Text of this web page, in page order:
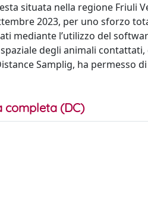
situata nella regione Friuli
2023, per uno sforzo
l’utilizzo del
degli animali contattati,
Samplig, ha permesso
completa (DC)